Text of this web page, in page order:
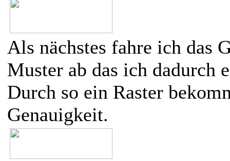
Als nächstes fahre ich das
Muster ab das ich dadurch
Durch so ein Raster
Genauigkeit.